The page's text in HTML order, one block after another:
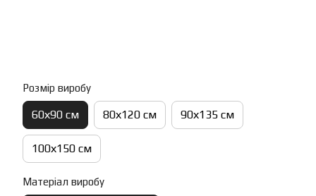
Розмір виробу
60х90 см 80х120 см 90х135 см
100х150 см
Матеріал виробу